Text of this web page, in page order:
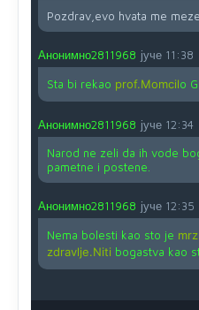
Pozdrav,evo hvata me meze.
Анонимно2811968 јуче 11:38
Sta bi rekao prof.Momcilo
Анонимно2811968 јуче 12:34
Narod ne zeli da ih vode
pametne i postene.
Анонимно2811968 јуче 12:35
Nema bolesti kao sto je
zdravlje.Niti bogastva kao